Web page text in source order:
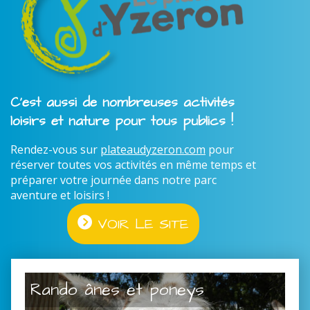
C'est aussi de nombreuses activités
loisirs et nature pour tous publics !
Rendez-vous sur plateaudyzeron.com pour
réserver toutes vos activités en même temps et
préparer votre journée dans notre parc
aventure et loisirs !
VOIR LE SITE
Rando ânes et poneys